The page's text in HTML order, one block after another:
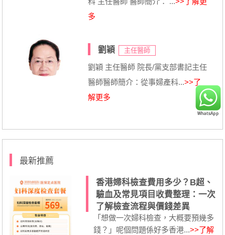
多
劉穎 主任醫師
劉穎 主任醫師 院長/黨支部書記主任
醫師醫師簡介：從事婦產科...>>了
解更多
最新推薦
香港婦科檢查費用多少？B超、
驗血及常見項目收費整理：一次
了解檢查流程與價錢差異
「想做一次婦科檢查，大概要預幾多
錢？」呢個問題係好多香港...>>了解